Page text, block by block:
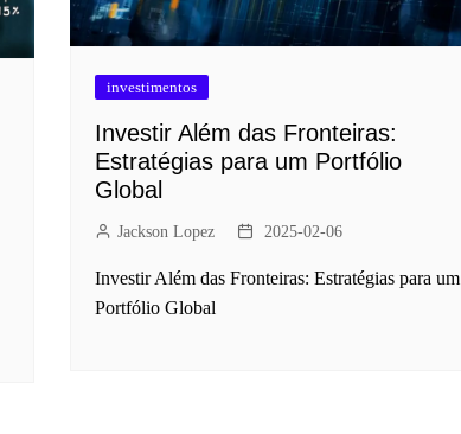
investimentos
Investir Além das Fronteiras:
Estratégias para um Portfólio
Global
Jackson Lopez 2025-02-06
Investir Além das Fronteiras: Estratégias para um
Portfólio Global